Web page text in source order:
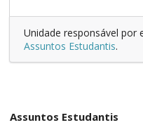
Unidade responsável por
Assuntos Estudantis.
Assuntos Estudantis